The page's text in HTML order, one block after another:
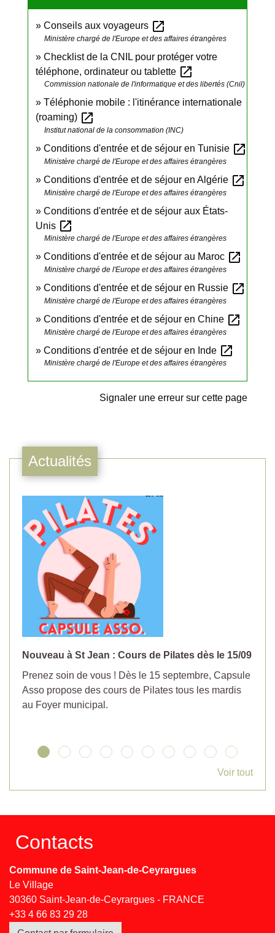
Conseils aux voyageurs open_in_new
Ministère chargé de l'Europe et des affaires étrangères
Checklist de la CNIL pour protéger votre
téléphone, ordinateur ou tablette open_in_new
Commission nationale de l'informatique et des libertés (Cnil)
Téléphonie mobile : l'itinérance internationale
(roaming) open_in_new
Institut national de la consommation (INC)
Conditions d'entrée et de séjour en Tunisie open_in_new
Ministère chargé de l'Europe et des affaires étrangères
Conditions d'entrée et de séjour en Algérie open_in_new
Ministère chargé de l'Europe et des affaires étrangères
Conditions d'entrée et de séjour aux États-
Unis open_in_new
Ministère chargé de l'Europe et des affaires étrangères
Conditions d'entrée et de séjour au Maroc open_in_new
Ministère chargé de l'Europe et des affaires étrangères
Conditions d'entrée et de séjour en Russie open_in_new
Ministère chargé de l'Europe et des affaires étrangères
Conditions d'entrée et de séjour en Chine open_in_new
Ministère chargé de l'Europe et des affaires étrangères
Conditions d'entrée et de séjour en Inde open_in_new
Ministère chargé de l'Europe et des affaires étrangères
Signaler une erreur sur cette page
Actualités
Nouveau à St Jean : Cours de Pilates dès le 15/09
Prenez soin de vous ! Dès le 15 septembre, Capsule
Asso propose des cours de Pilates tous les mardis
au Foyer municipal.
Voir tout
Contacts
Commune de Saint-Jean-de-Ceyrargues
Le Village
30360 Saint-Jean-de-Ceyrargues - FRANCE
+33 4 66 83 29 28